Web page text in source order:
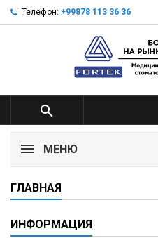
Телефон: +99878 113 36 36

МЕНЮ
ГЛАВНАЯ
ИНФОРМАЦИЯ